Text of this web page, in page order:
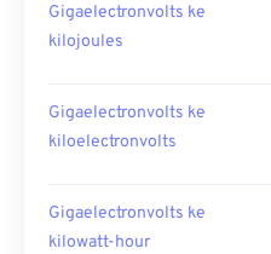
Gigaelectronvolts ke
kilojoules
Gigaelectronvolts ke
kiloelectronvolts
Gigaelectronvolts ke
kilowatt-hour